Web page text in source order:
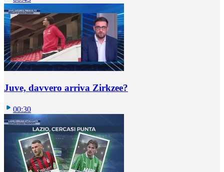
Juve, davvero arriva Zirkzee?
00:30